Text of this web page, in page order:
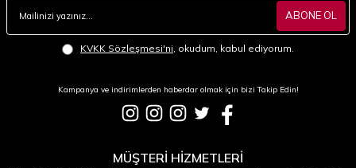
ABONE OL
KVKK Sözleşmesi'ni , okudum, kabul ediyorum.
Kampanya ve indirimlerden haberdar olmak için bizi Takip Edin!
MÜŞTERİ HİZMETLERİ